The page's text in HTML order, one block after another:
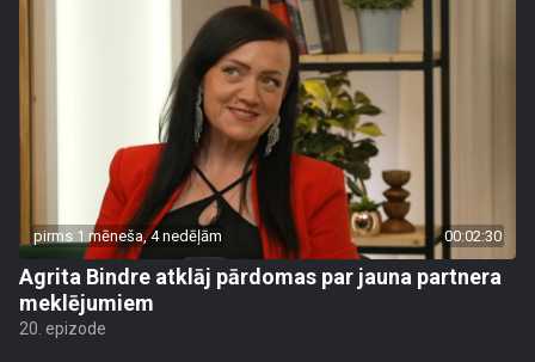
pirms 1 mēneša, 4 nedēļām 00:02:30
Agrita Bindre atklāj pārdomas par jauna partnera
meklējumiem
20. epizode